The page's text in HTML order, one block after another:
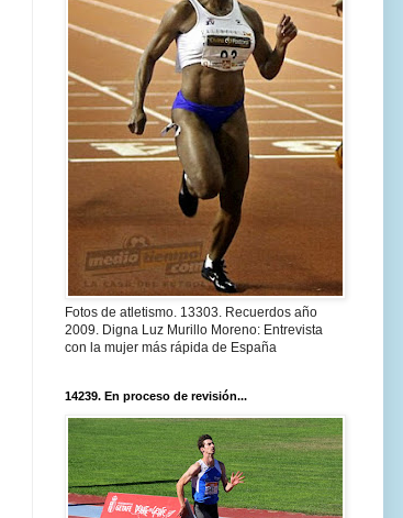
Fotos de atletismo. 13303. Recuerdos año
2009. Digna Luz Murillo Moreno: Entrevista
con la mujer más rápida de España
14239. En proceso de revisión...